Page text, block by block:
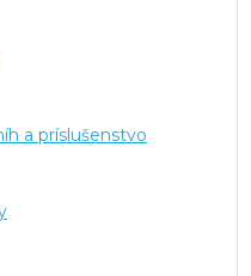
a príslušenstvo